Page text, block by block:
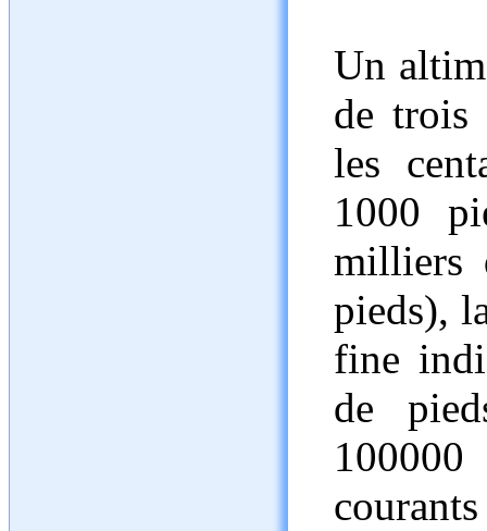
Un
de trois
les
1000
milliers
pieds),
fine
de